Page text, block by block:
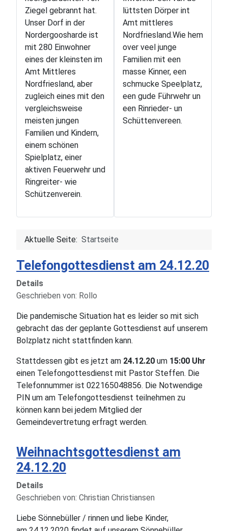
Ziegel gebrannt hat.
Unser Dorf in der
Nordergoosharde ist
mit 280 Einwohner
eines der kleinsten im
Amt Mittleres
Nordfriesland, aber
zugleich eines mit den
vergleichsweise
meisten jungen
Familien und Kindern,
einem schönen
Spielplatz, einer
aktiven Feuerwehr und
Ringreiter- wie
Schützenverein.
lüttsten Dörper int
Amt mittleres
Nordfriesland.Wie hem
over veel junge
Familien mit een
masse Kinner, een
schmucke Speelplatz,
een gude Führwehr un
een Rinrieder- un
Schüttenvereen.
Aktuelle Seite: Startseite
Telefongottesdienst am 24.12.20
Details
Geschrieben von: Rollo
Die pandemische Situation hat es leider so mit sich
gebracht das der geplante Gottesdienst auf unserem
Bolzplatz nicht stattfinden kann.
Stattdessen gibt es jetzt am 24.12.20 um 15:00 Uhr
einen Telefongottesdienst mit Pastor Steffen. Die
Telefonnummer ist 022165048856. Die Notwendige
PIN um am Telefongottesdienst teilnehmen zu
können kann bei jedem Mitglied der
Gemeindevertretung erfragt werden.
Weihnachtsgottesdienst am
24.12.20
Details
Geschrieben von: Christian Christiansen
Liebe Sönnebüller / rinnen und liebe Kinder,